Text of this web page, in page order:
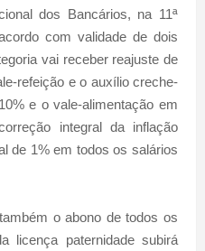
dos Bancários, na 11ª
com validade de dois
vai receber reajuste de
refeição e o auxílio creche-
e o vale-alimentação em
integral da inflação
de 1% em todos os salários
o abono de todos os
licença paternidade subirá